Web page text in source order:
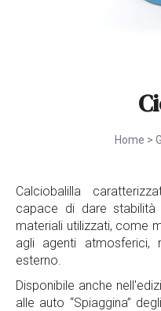
Home >
Calciobalilla
capace di dare
materiali utilizzati, come
agli agenti atmosferici,
esterno.
Disponibile anche
alle auto “Spiaggina”